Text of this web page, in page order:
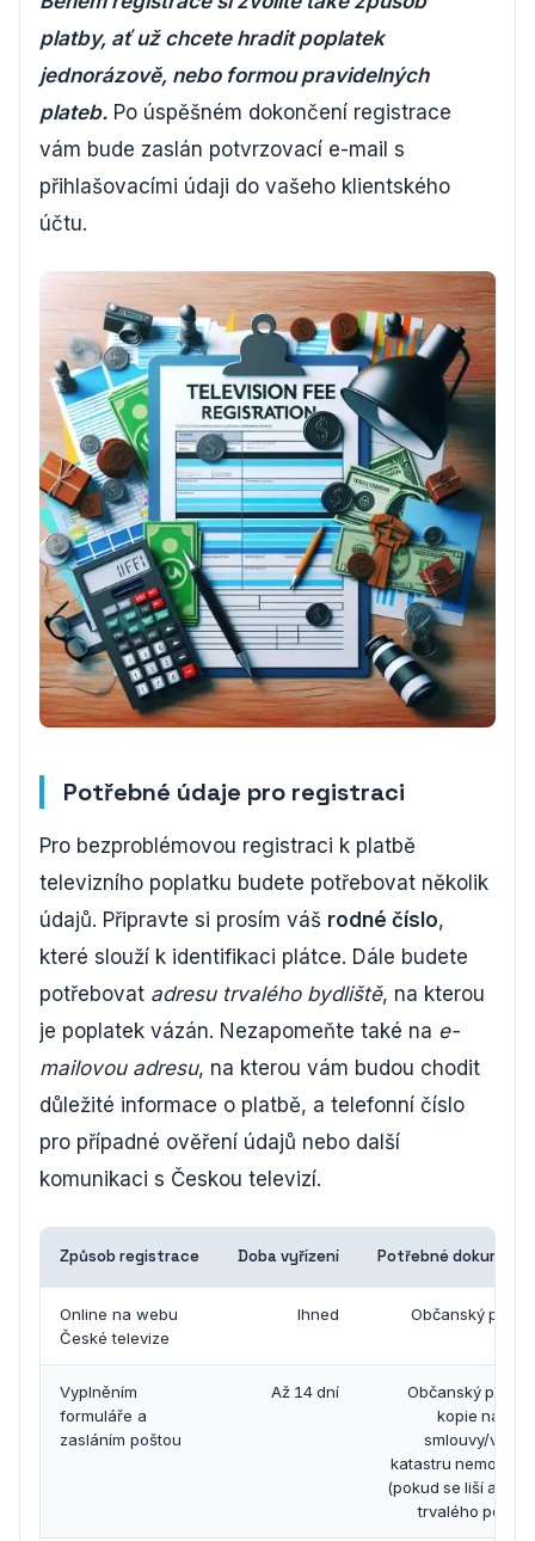
platby, ať už chcete hradit poplatek
jednorázově, nebo formou pravidelných
plateb. Po úspěšném dokončení registrace
vám bude zaslán potvrzovací e-mail s
přihlašovacími údaji do vašeho klientského
účtu.
Potřebné údaje pro registraci
Pro bezproblémovou registraci k platbě
televizního poplatku budete potřebovat několik
údajů. Připravte si prosím váš rodné číslo,
které slouží k identifikaci plátce. Dále budete
potřebovat adresu trvalého bydliště, na kterou
je poplatek vázán. Nezapomeňte také na e-
mailovou adresu, na kterou vám budou chodit
důležité informace o platbě, a telefonní číslo
pro případné ověření údajů nebo další
komunikaci s Českou televizí.
Způsob registrace Doba vyřízení Potřebné
Online na webu
České televize
Ihned Občanský
Vyplněním
formuláře a
zasláním poštou
Až 14 dní
Občanský
kopie
smlouvy/výpis
katastru
(pokud se liší
trvalého